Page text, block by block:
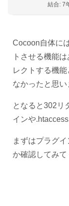
結合: 7
Cocoon自体に
トさせる機能
レクトする機
なかったと思い
となると302リ
インや
まずはプラグ
か確認してみて